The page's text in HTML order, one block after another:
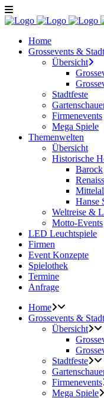
Home
Grossevents &
Übersicht
Stadtfeste
Firmenevents
Mega Spiele
Themenwelten
Übersicht
Historische
Barock
Hanse
Weltreise &
Motto-Events
LED Leuchtspiele
Firmen
Event Konzepte
Spielothek
Termine
Anfrage
Home
Grossevents &
Übersicht
Stadtfeste
Firmenevents
Mega Spiele